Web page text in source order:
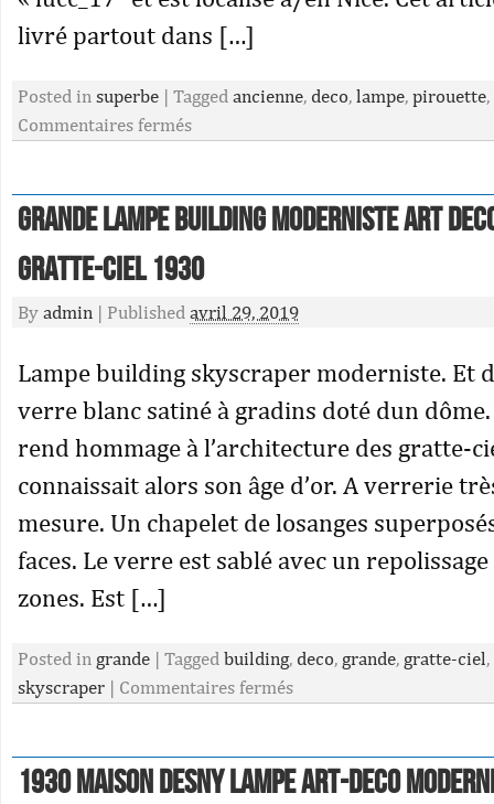
livré partout dans […]
Posted in superbe | Tagged ancienne, deco, lampe, pirouette,
Commentaires fermés
Grande Lampe Building Moderniste Art
Gratte-ciel 1930
By admin | Published avril 29, 2019
Lampe building skyscraper moderniste. Et
verre blanc satiné à gradins doté dun
rend hommage à l’architecture des gratte-
connaissait alors son âge d’or. A verrerie
mesure. Un chapelet de losanges
faces. Le verre est sablé avec un
zones. Est […]
Posted in grande | Tagged building, deco, grande, gratte-ciel,
skyscraper | Commentaires fermés
1930 MAISON DESNY LAMPE ART-DECO